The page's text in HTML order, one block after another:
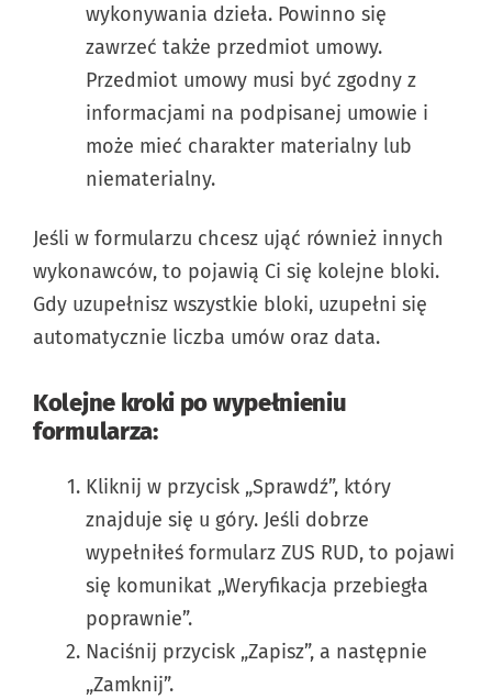
wykonywania dzieła. Powinno się
zawrzeć także przedmiot umowy.
Przedmiot umowy musi być zgodny z
informacjami na podpisanej umowie i
może mieć charakter materialny lub
niematerialny.
Jeśli w formularzu chcesz ująć również innych
wykonawców, to pojawią Ci się kolejne bloki.
Gdy uzupełnisz wszystkie bloki, uzupełni się
automatycznie liczba umów oraz data.
Kolejne kroki po wypełnieniu
formularza:
Kliknij w przycisk „Sprawdź”, który
znajduje się u góry. Jeśli dobrze
wypełniłeś formularz ZUS RUD, to pojawi
się komunikat „Weryfikacja przebiegła
poprawnie”.
Naciśnij przycisk „Zapisz”, a następnie
„Zamknij”.